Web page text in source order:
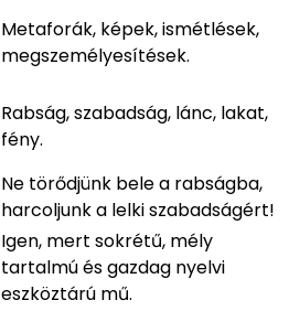
Metaforák, képek, ismétlések,
megszemélyesítések.
Rabság, szabadság, lánc, lakat,
fény.
Ne törődjünk bele a rabságba,
harcoljunk a lelki szabadságért!
Igen, mert sokrétű, mély
tartalmú és gazdag nyelvi
eszköztárú mű.